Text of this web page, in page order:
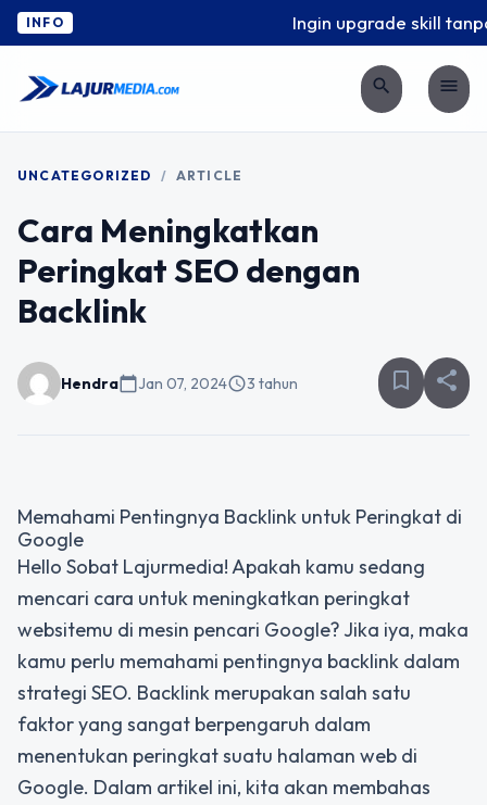
INFO Ingin upgrade skill
search menu
UNCATEGORIZED / ARTICLE
Cara Meningkatkan
Peringkat SEO dengan
Backlink
Hendracalendar_todayJan 07, 2024schedule3 tahun bookmark_border share
Memahami Pentingnya Backlink untuk Peringkat di
Google
Hello Sobat Lajurmedia! Apakah kamu sedang
mencari cara untuk meningkatkan peringkat
websitemu di mesin pencari Google? Jika iya, maka
kamu perlu memahami pentingnya backlink dalam
strategi SEO. Backlink merupakan salah satu
faktor yang sangat berpengaruh dalam
menentukan peringkat suatu halaman web di
Google. Dalam artikel ini, kita akan membahas